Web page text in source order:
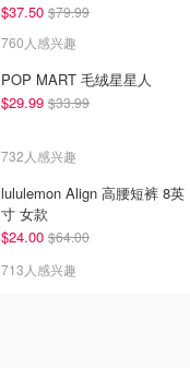
$37.50 $79.99
760人感兴趣
POP MART 毛绒星星人
$29.99 $33.99
732人感兴趣
lululemon Align 高腰短裤 8英
寸 女款
$24.00 $64.00
713人感兴趣